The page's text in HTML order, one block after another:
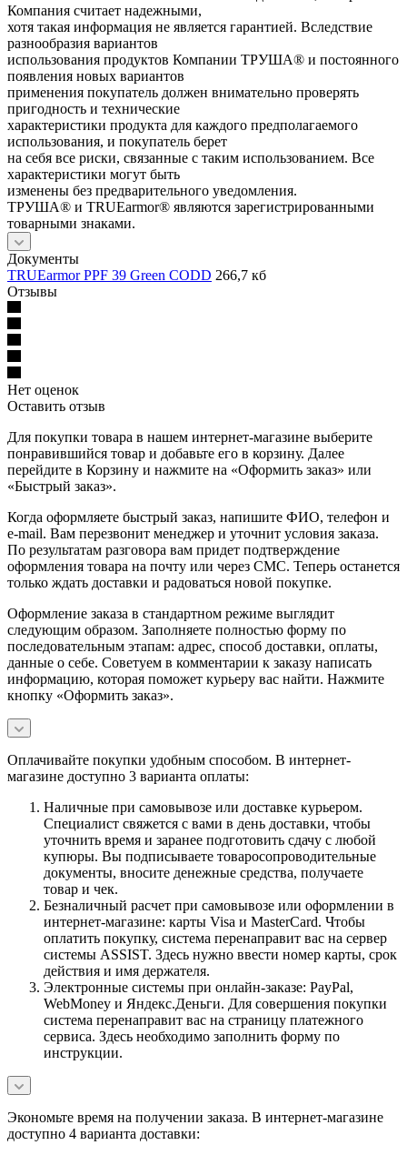
Компания считает надежными,
хотя такая информация не является гарантией. Вследствие
разнообразия вариантов
использования продуктов Компании ТРУША® и постоянного
появления новых вариантов
применения покупатель должен внимательно проверять
пригодность и технические
характеристики продукта для каждого предполагаемого
использования, и покупатель берет
на себя все риски, связанные с таким использованием. Все
характеристики могут быть
изменены без предварительного уведомления.
ТРУША® и TRUEarmor® являются зарегистрированными
товарными знаками.
Документы
TRUEarmor PPF 39 Green CODD 266,7 кб
Отзывы
Нет оценок
Оставить отзыв
Для покупки товара в нашем интернет-магазине выберите
понравившийся товар и добавьте его в корзину. Далее
перейдите в Корзину и нажмите на «Оформить заказ» или
«Быстрый заказ».
Когда оформляете быстрый заказ, напишите ФИО, телефон и
e-mail. Вам перезвонит менеджер и уточнит условия заказа.
По результатам разговора вам придет подтверждение
оформления товара на почту или через СМС. Теперь останется
только ждать доставки и радоваться новой покупке.
Оформление заказа в стандартном режиме выглядит
следующим образом. Заполняете полностью форму по
последовательным этапам: адрес, способ доставки, оплаты,
данные о себе. Советуем в комментарии к заказу написать
информацию, которая поможет курьеру вас найти. Нажмите
кнопку «Оформить заказ».
Оплачивайте покупки удобным способом. В интернет-
магазине доступно 3 варианта оплаты:
Наличные при самовывозе или доставке курьером.
Специалист свяжется с вами в день доставки, чтобы
уточнить время и заранее подготовить сдачу с любой
купюры. Вы подписываете товаросопроводительные
документы, вносите денежные средства, получаете
товар и чек.
Безналичный расчет при самовывозе или оформлении в
интернет-магазине: карты Visa и MasterCard. Чтобы
оплатить покупку, система перенаправит вас на сервер
системы ASSIST. Здесь нужно ввести номер карты, срок
действия и имя держателя.
Электронные системы при онлайн-заказе: PayPal,
WebMoney и Яндекс.Деньги. Для совершения покупки
система перенаправит вас на страницу платежного
сервиса. Здесь необходимо заполнить форму по
инструкции.
Экономьте время на получении заказа. В интернет-магазине
доступно 4 варианта доставки: